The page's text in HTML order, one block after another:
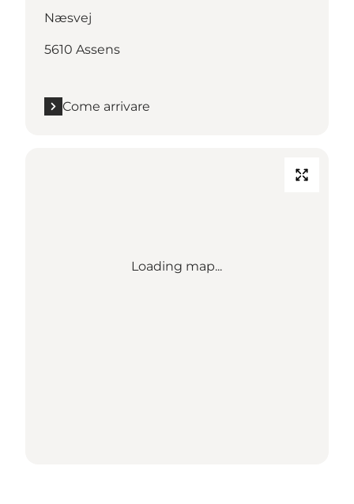
Næsvej
5610 Assens
Come arrivare
Loading map...